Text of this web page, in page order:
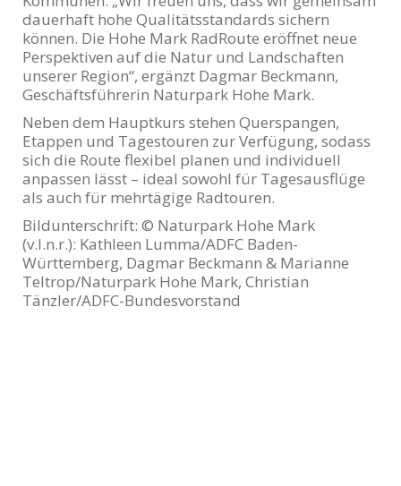
dauerhaft hohe Qualitätsstandards sichern
können. Die Hohe Mark RadRoute eröffnet neue
Perspektiven auf die Natur und Landschaften
unserer Region“, ergänzt Dagmar Beckmann,
Geschäftsführerin Naturpark Hohe Mark.
Neben dem Hauptkurs stehen Querspangen,
Etappen und Tagestouren zur Verfügung, sodass
sich die Route flexibel planen und individuell
anpassen lässt – ideal sowohl für Tagesausflüge
als auch für mehrtägige Radtouren.
Bildunterschrift: © Naturpark Hohe Mark
(v.l.n.r.): Kathleen Lumma/ADFC Baden-
Württemberg, Dagmar Beckmann & Marianne
Teltrop/Naturpark Hohe Mark, Christian
Tänzler/ADFC-Bundesvorstand